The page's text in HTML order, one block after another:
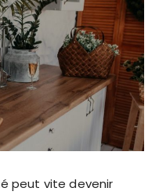
peut vite devenir